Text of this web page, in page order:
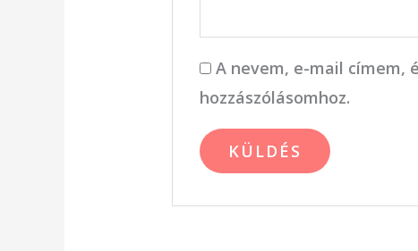
A nevem, e-mail címem,
hozzászólásomhoz.